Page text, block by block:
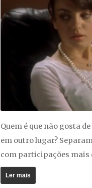
Quem é que não gosta
em outro lugar?
com participações mais
Ler mais